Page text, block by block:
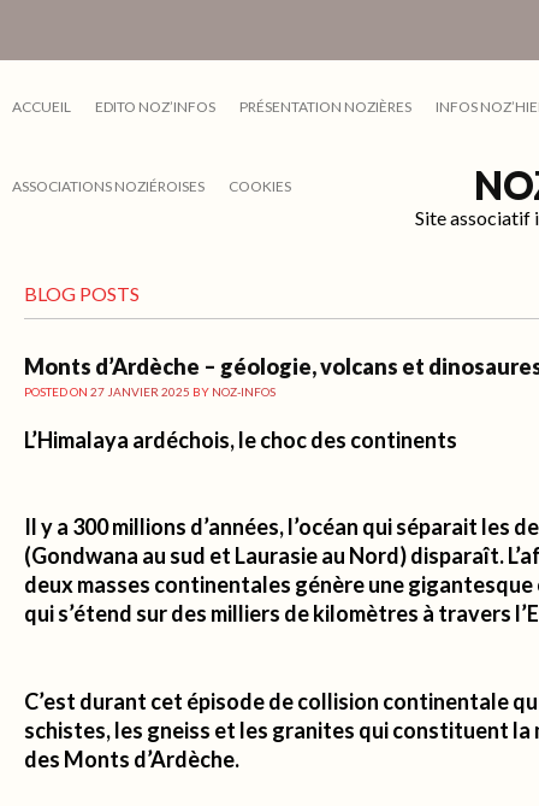
ACCUEIL EDITO NOZ’INFOS PRÉSENTATION NOZIÈRES INFOS
ASSOCIATIONS NOZIÉROISES COOKIES
Site associatif
BLOG POSTS
Monts d’Ardèche – géologie, volcans et
POSTED ON 27 JANVIER 2025 BY NOZ-INFOS
L’Himalaya ardéchois, le choc des continents
Il y a 300 millions d’années, l’océan qui séparait les
(Gondwana au sud et Laurasie au Nord) disparaît.
deux masses continentales génère une
qui s’étend sur des milliers de kilomètres à travers
C’est durant cet épisode de collision continentale
schistes, les gneiss et les granites qui constituent la
des Monts d’Ardèche.